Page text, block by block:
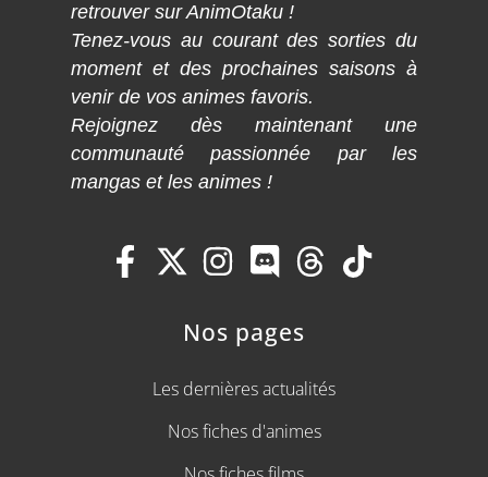
retrouver sur AnimOtaku !
Tenez-vous au courant des sorties du
moment et des prochaines saisons à
venir de vos animes favoris.
Rejoignez dès maintenant une
communauté passionnée par les
mangas et les animes !
Nos pages
Les dernières actualités
Nos fiches d'animes